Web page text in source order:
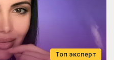
Топ эксперт